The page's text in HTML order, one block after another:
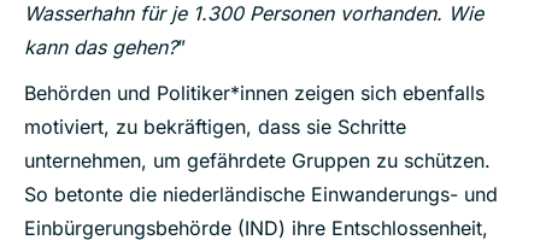
Wasserhahn für je 1.300 Personen vorhanden. Wie
kann das gehen?”
Behörden und Politiker*innen zeigen sich ebenfalls
motiviert, zu bekräftigen, dass sie Schritte
unternehmen, um gefährdete Gruppen zu schützen.
So betonte die niederländische Einwanderungs- und
Einbürgerungsbehörde (IND) ihre Entschlossenheit,